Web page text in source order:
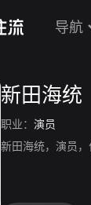
导航
新田海统
职业： 演员
新田海统，演员